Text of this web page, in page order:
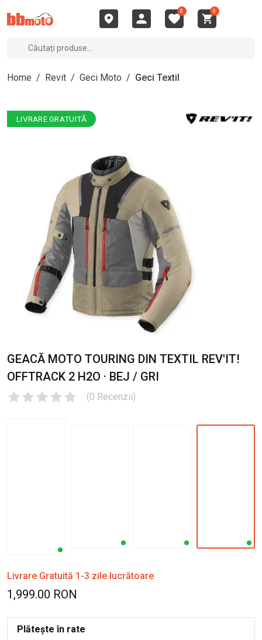
0 0
Home / Revit / Geci Moto / Geci Textil
LIVRARE GRATUITĂ
GEACĂ MOTO TOURING DIN TEXTIL REV'IT!
OFFTRACK 2 H2O · BEJ / GRI
(0 Recenzii)
Livrare Gratuită 1-3 zile lucrătoare
1,999.00 RON
Plătește în rate